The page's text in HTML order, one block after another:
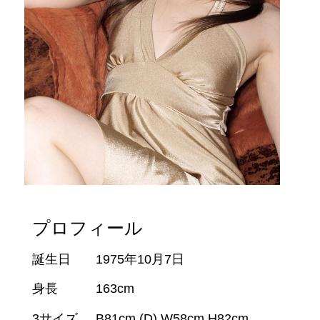
プロフィール
誕生日 1975年10月7日
身長 163cm